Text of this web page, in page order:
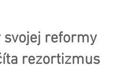
svojej reformy
rezortizmus